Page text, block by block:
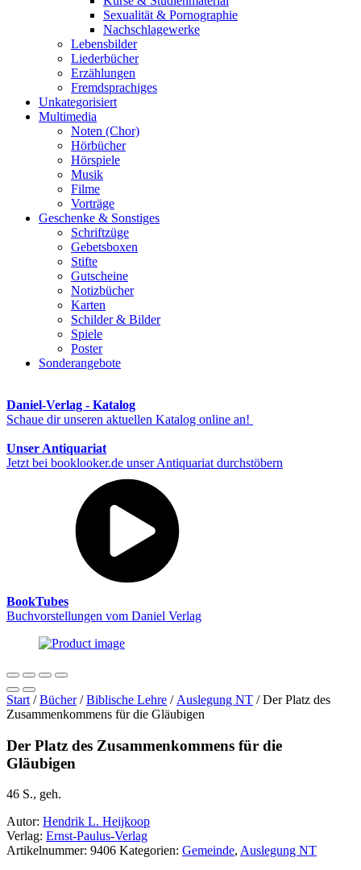
Sexualität & Pornographie
Nachschlagewerke
Lebensbilder
Liederbücher
Erzählungen
Fremdsprachiges
Unkategorisiert
Multimedia
Noten (Chor)
Hörbücher
Hörspiele
Musik
Filme
Vorträge
Geschenke & Sonstiges
Schriftzüge
Gebetsboxen
Stifte
Gutscheine
Notizbücher
Karten
Schilder & Bilder
Spiele
Poster
Sonderangebote
Daniel-Verlag - Katalog
Schaue dir unseren aktuellen Katalog online an!
Unser Antiquariat
Jetzt bei booklooker.de unser Antiquariat durchstöbern
BookTubes
Buchvorstellungen vom Daniel Verlag
Start /Bücher/Biblische Lehre / Auslegung NT / Der Platz des
Zusammenkommens für die Gläubigen
Der Platz des Zusammenkommens für die
Gläubigen
46 S., geh.
Autor: Hendrik L. Heijkoop
Verlag: Ernst-Paulus-Verlag
Artikelnummer: 9406 Kategorien: Gemeinde, Auslegung NT